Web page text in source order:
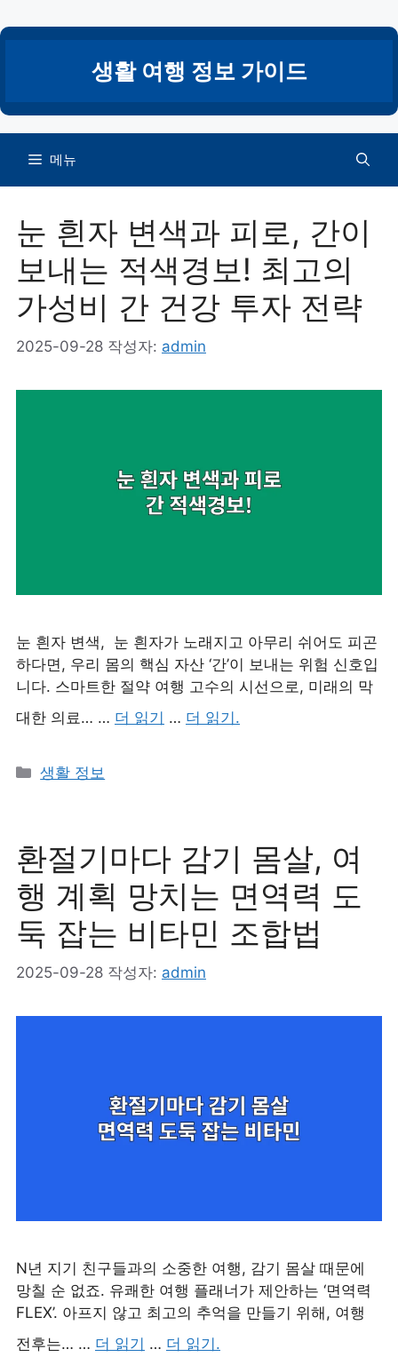
텐
건
너
생활 여행 정보 가이드
메뉴
눈 흰자 변색과 피로, 간이
보내는 적색경보! 최고의
가성비 간 건강 투자 전략
2025-09-28 작성자: admin
눈 흰자 변색, 눈 흰자가 노래지고 아무리 쉬어도 피곤
하다면, 우리 몸의 핵심 자산 ‘간’이 보내는 위험 신호입
니다. 스마트한 절약 여행 고수의 시선으로, 미래의 막
대한 의료… … 더 읽기 … 더 읽기.
카
생활 정보
환절기마다 감기 몸살, 여
행 계획 망치는 면역력 도
둑 잡는 비타민 조합법
2025-09-28 작성자: admin
N년 지기 친구들과의 소중한 여행, 감기 몸살 때문에
망칠 순 없죠. 유쾌한 여행 플래너가 제안하는 ‘면역력
FLEX’. 아프지 않고 최고의 추억을 만들기 위해, 여행
전후는… … 더 읽기 … 더 읽기.